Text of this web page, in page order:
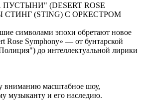
(DESERT ROSE
СТИНГ (STING) С ОРКЕСТРОМ
символами эпохи обретают новое
Rose Symphony» — от бунтарской
до интеллектуальной лирики
вниманию масштабное шоу,
музыканту и его наследию.